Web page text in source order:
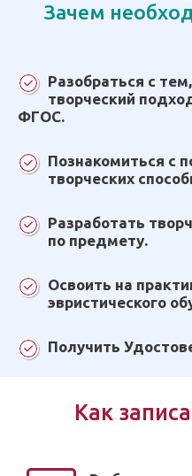
Зачем
Разобраться с
творческий
ФГОС.
Познакомиться с
творческих
Разработать
по предмету.
Освоить на
эвристического
Получить
Как